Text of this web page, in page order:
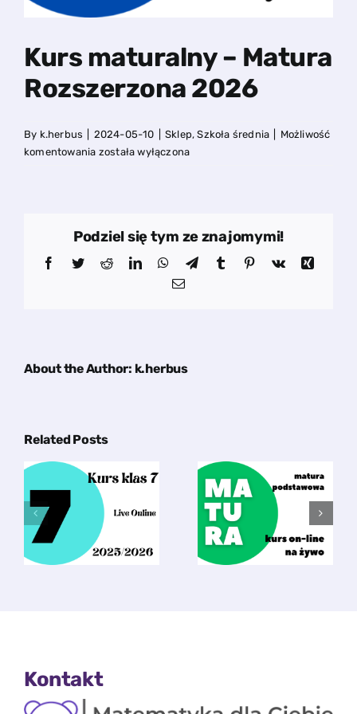
Kurs maturalny – Matura
Rozszerzona 2026
By k.herbus 2024-05-10 Sklep,Szkoła średnia
Możliwość
komentowania Kurs
2026
została wyłączona
Podziel się tym ze znajomymi!
Facebook
TwitterRedditLinkedInWhatsApp
TelegramTumblr Pinterest
Vk
Xing
Email
About the Author: k.herbus
Related Posts
maturalny –
Podstawowa
Konsultacje
indywidualne
– pakiet
godzin.
Kontakt